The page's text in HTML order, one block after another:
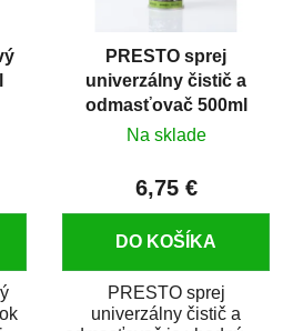
PRESTO sprej
univerzálny čistič a
odmasťovač 500ml
Na sklade
6,75 €
DO KOŠÍKA
PRESTO sprej
univerzálny čistič a